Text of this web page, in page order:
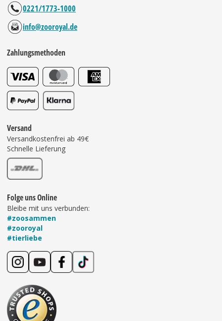
0221/1773-1000
info@zooroyal.de
Zahlungsmethoden
Versand
Versandkostenfrei ab 49€
Schnelle Lieferung
Folge uns Online
Bleibe mit uns verbunden:
#zoosammen
#zooroyal
#tierliebe